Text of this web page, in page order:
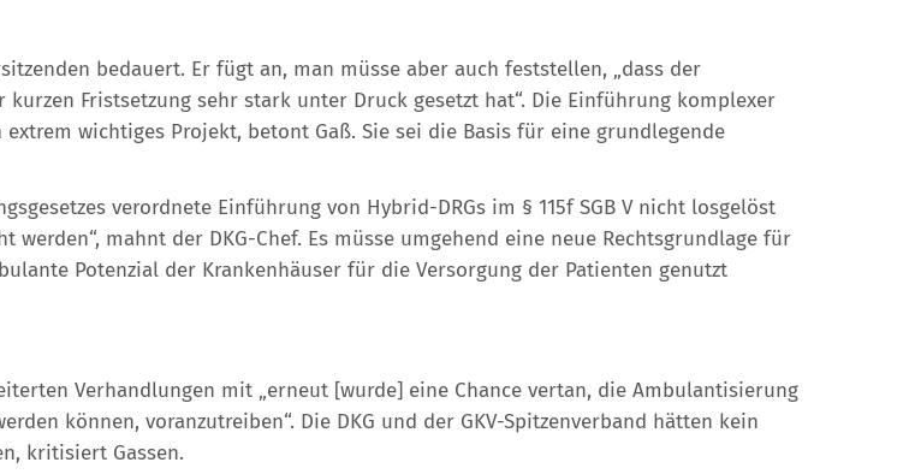
bedauert. Er fügt an, man müsse aber auch feststellen, „dass der
Fristsetzung sehr stark unter Druck gesetzt hat“. Die Einführung komplexer
wichtiges Projekt, betont Gaß. Sie sei die Basis für eine grundlegende
verordnete Einführung von Hybrid-DRGs im § 115f SGB V nicht losgelöst
mahnt der DKG-Chef. Es müsse umgehend eine neue Rechtsgrundlage für
Potenzial der Krankenhäuser für die Versorgung der Patienten genutzt
Verhandlungen mit „erneut [wurde] eine Chance vertan, die Ambulantisierung
können, voranzutreiben“. Die DKG und der GKV-Spitzenverband hätten kein
kritisiert Gassen.